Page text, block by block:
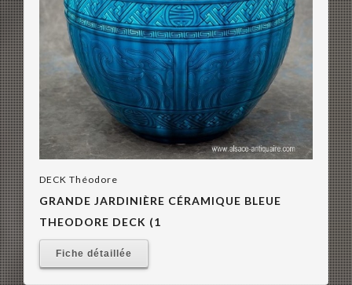
DECK Théodore
GRANDE JARDINIÈRE CÉRAMIQUE BLEUE
THEODORE DECK (1
Fiche détaillée